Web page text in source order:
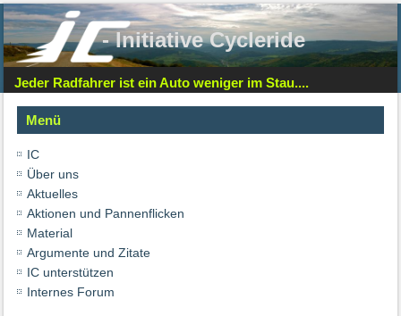
- Initiative Cycleride
Jeder Radfahrer ist ein Auto weniger im Stau....
Menü
IC
Über uns
Aktuelles
Aktionen und Pannenflicken
Material
Argumente und Zitate
IC unterstützen
Internes Forum